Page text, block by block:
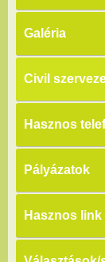
Galéria
Civil
Hasznos
Pályázatok
Hasznos link